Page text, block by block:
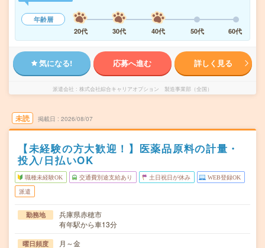
年齢層
20代
30代 40代 50代 60代
気になる! 応募へ進む 詳しく見る
派遣会社 株式会社綜合キャリアオプション 製造事業部（全国）
未読 掲載日 2026/08/07
【未経験の方大歓迎！】医薬品原料の計量・
投入/日払いOK
職種未経験OK 交通費別途支給あり 土日祝日が休み WEB登録OK
派遣
勤務地
兵庫県赤穂市
有年駅から車13分
曜日頻度 月～金